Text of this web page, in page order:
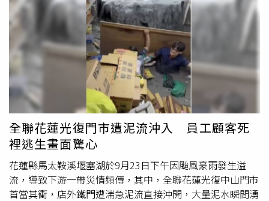
全聯花蓮光復門市遭泥流沖入 員工顧客死
裡逃生畫面驚心
花蓮縣馬太鞍溪堰塞湖於9月23日下午因颱風豪雨發生溢
流，導致下游一帶災情頻傳，其中，全聯花蓮光復中山門市
首當其衝，店外鐵門遭湍急泥流直接沖開，大量泥水瞬間湧